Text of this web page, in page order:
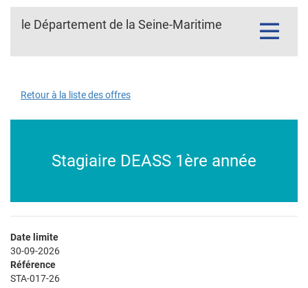
Toggle
le Département de la Seine-Maritime
Retour à la liste des offres
Stagiaire DEASS 1ère année
Date limite
30-09-2026
Référence
STA-017-26